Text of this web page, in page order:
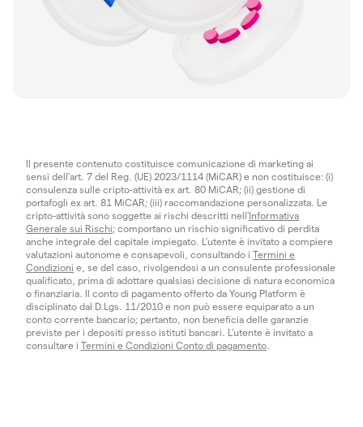
Il presente contenuto costituisce comunicazione di marketing ai
sensi dell'art. 7 del Reg. (UE) 2023/1114 (MiCAR) e non costituisce: (i)
consulenza sulle cripto-attività ex art. 80 MiCAR; (ii) gestione di
portafogli ex art. 81 MiCAR; (iii) raccomandazione personalizzata. Le
cripto-attività sono soggette ai rischi descritti nell'Informativa
Generale sui Rischi; comportano un rischio significativo di perdita
anche integrale del capitale impiegato. L’utente è invitato a compiere
valutazioni autonome e consapevoli, consultando i Termini e
Condizioni e, se del caso, rivolgendosi a un consulente professionale
qualificato, prima di adottare qualsiasi decisione di natura economica
o finanziaria. Il conto di pagamento offerto da Young Platform è
disciplinato dal D.Lgs. 11/2010 e non può essere equiparato a un
conto corrente bancario; pertanto, non beneficia delle garanzie
previste per i depositi presso istituti bancari. L’utente è invitato a
consultare i Termini e Condizioni Conto di pagamento.